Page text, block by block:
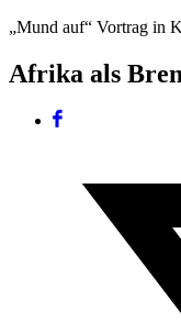
„Mund auf“ Vortrag in
Afrika als